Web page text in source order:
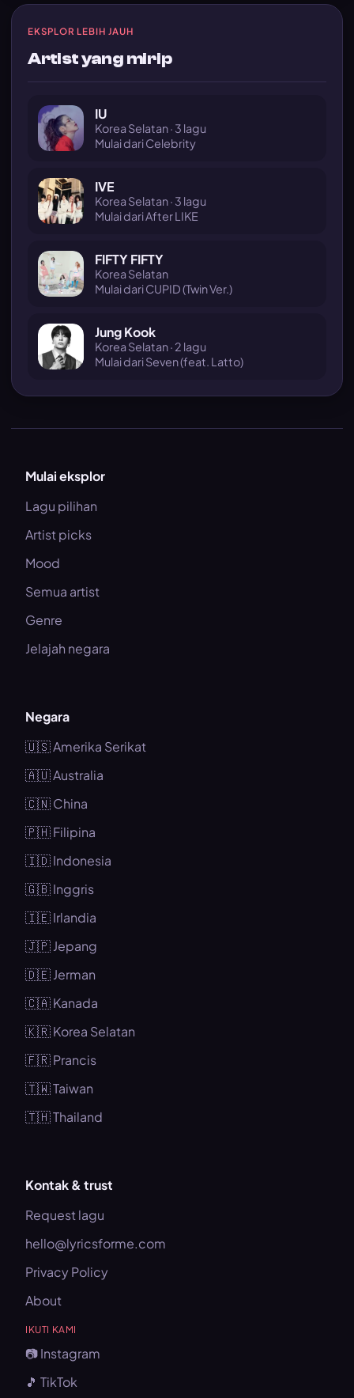
EKSPLOR LEBIH JAUH
Artist yang mirip
IU
Korea Selatan · 3 lagu
Mulai dari Celebrity
IVE
Korea Selatan · 3 lagu
Mulai dari After LIKE
FIFTY FIFTY
Korea Selatan
Mulai dari CUPID (Twin Ver.)
Jung Kook
Korea Selatan · 2 lagu
Mulai dari Seven (feat. Latto)
Mulai eksplor
Lagu pilihan
Artist picks
Mood
Semua artist
Genre
Jelajah negara
Negara
🇺🇸 Amerika Serikat
🇦🇺 Australia
🇨🇳 China
🇵🇭 Filipina
🇮🇩 Indonesia
🇬🇧 Inggris
🇮🇪 Irlandia
🇯🇵 Jepang
🇩🇪 Jerman
🇨🇦 Kanada
🇰🇷 Korea Selatan
🇫🇷 Prancis
🇹🇼 Taiwan
🇹🇭 Thailand
Kontak & trust
Request lagu
hello@lyricsforme.com
Privacy Policy
About
IKUTI KAMI
📷 Instagram
🎵 TikTok